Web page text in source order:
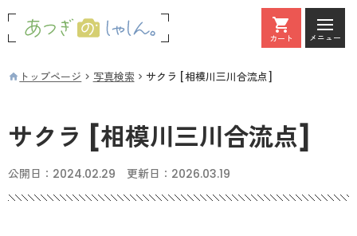
カート
カート メニュー
トップページ 写真検索 サクラ [相模川三川合流点]
サクラ [相模川三川合流点]
公開日： 2024.02.29 更新日： 2026.03.19